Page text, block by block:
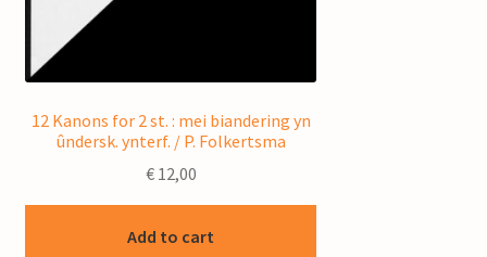
12 Kanons for 2 st. : mei biandering yn
ûndersk. ynterf. / P. Folkertsma
€12,00
Add to cart